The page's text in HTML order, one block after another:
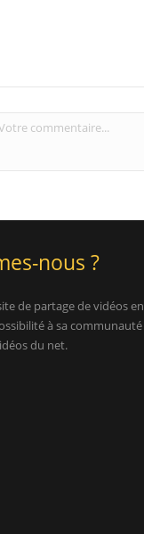
nous ?
de partage de vidéos en
à sa communauté
du net.